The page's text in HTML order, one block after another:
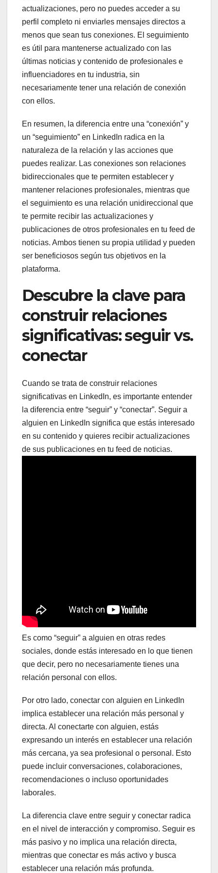
actualizaciones, pero no puedes acceder a su
perfil completo ni enviarles mensajes directos a
menos que sean tus conexiones. El seguimiento
es útil para mantenerse actualizado con las
últimas noticias y contenido de profesionales e
influenciadores en tu industria, sin
necesariamente tener una relación de conexión
con ellos.
En resumen, la diferencia entre una “conexión” y
un “seguimiento” en LinkedIn radica en la
naturaleza de la relación y las acciones que
puedes realizar. Las conexiones son relaciones
bidireccionales que te permiten establecer y
mantener relaciones profesionales, mientras que
el seguimiento es una relación unidireccional que
te permite recibir las actualizaciones y
publicaciones de otros profesionales en tu feed de
noticias. Ambos tienen su propia utilidad y pueden
ser beneficiosos según tus objetivos en la
plataforma.
Descubre la clave para
construir relaciones
significativas: seguir vs.
conectar
Cuando se trata de construir relaciones
significativas en LinkedIn, es importante entender
la diferencia entre “seguir” y “conectar”. Seguir a
alguien en LinkedIn significa que estás interesado
en su contenido y quieres recibir actualizaciones
de sus publicaciones en tu feed de noticias.
Es como “seguir” a alguien en otras redes
sociales, donde estás interesado en lo que tienen
que decir, pero no necesariamente tienes una
relación personal con ellos.
Por otro lado, conectar con alguien en LinkedIn
implica establecer una relación más personal y
directa. Al conectarte con alguien, estás
expresando un interés en establecer una relación
más cercana, ya sea profesional o personal. Esto
puede incluir conversaciones, colaboraciones,
recomendaciones o incluso oportunidades
laborales.
La diferencia clave entre seguir y conectar radica
en el nivel de interacción y compromiso. Seguir es
más pasivo y no implica una relación directa,
mientras que conectar es más activo y busca
establecer una relación más profunda.